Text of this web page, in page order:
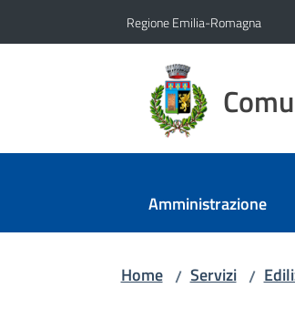
Regione Emilia-Romagna
Amministrazione
Home / Servizi /